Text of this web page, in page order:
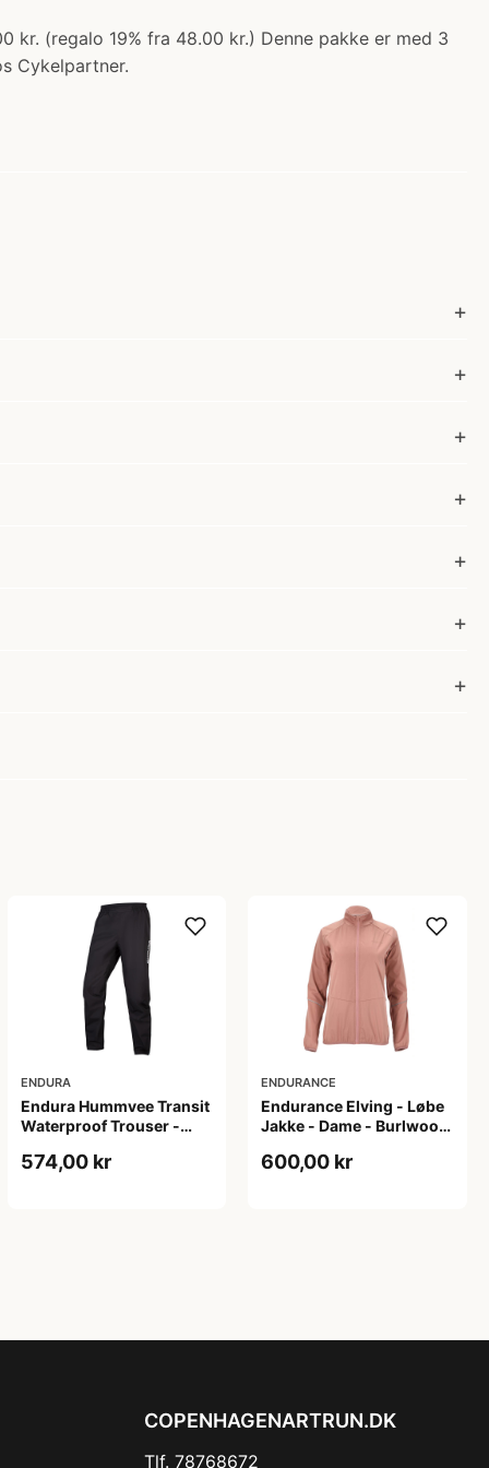
kr. (regalo 19% fra 48.00 kr.) Denne pakke er med 3
Cykelpartner.
ENDURA
Endura Hummvee Transit
Waterproof Trouser -
- Str. XL
574,00 kr
ENDURANCE
Endurance Elving - Løbe
Jakke - Dame - Burlwood
600,00 kr
COPENHAGENARTRUN.DK
Tlf. 78768672